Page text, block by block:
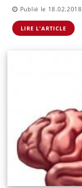
Publié le 18.02.2018
LIRE L'ARTICLE